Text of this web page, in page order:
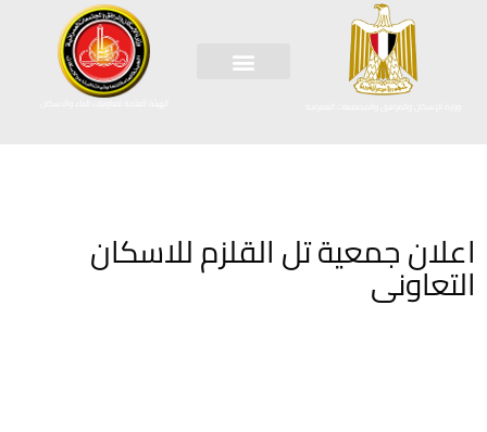
الهيئة العامة لتعاونيات البناء والاسكان
اعلان جمعية تل القلزم للاسكان
التعاونى